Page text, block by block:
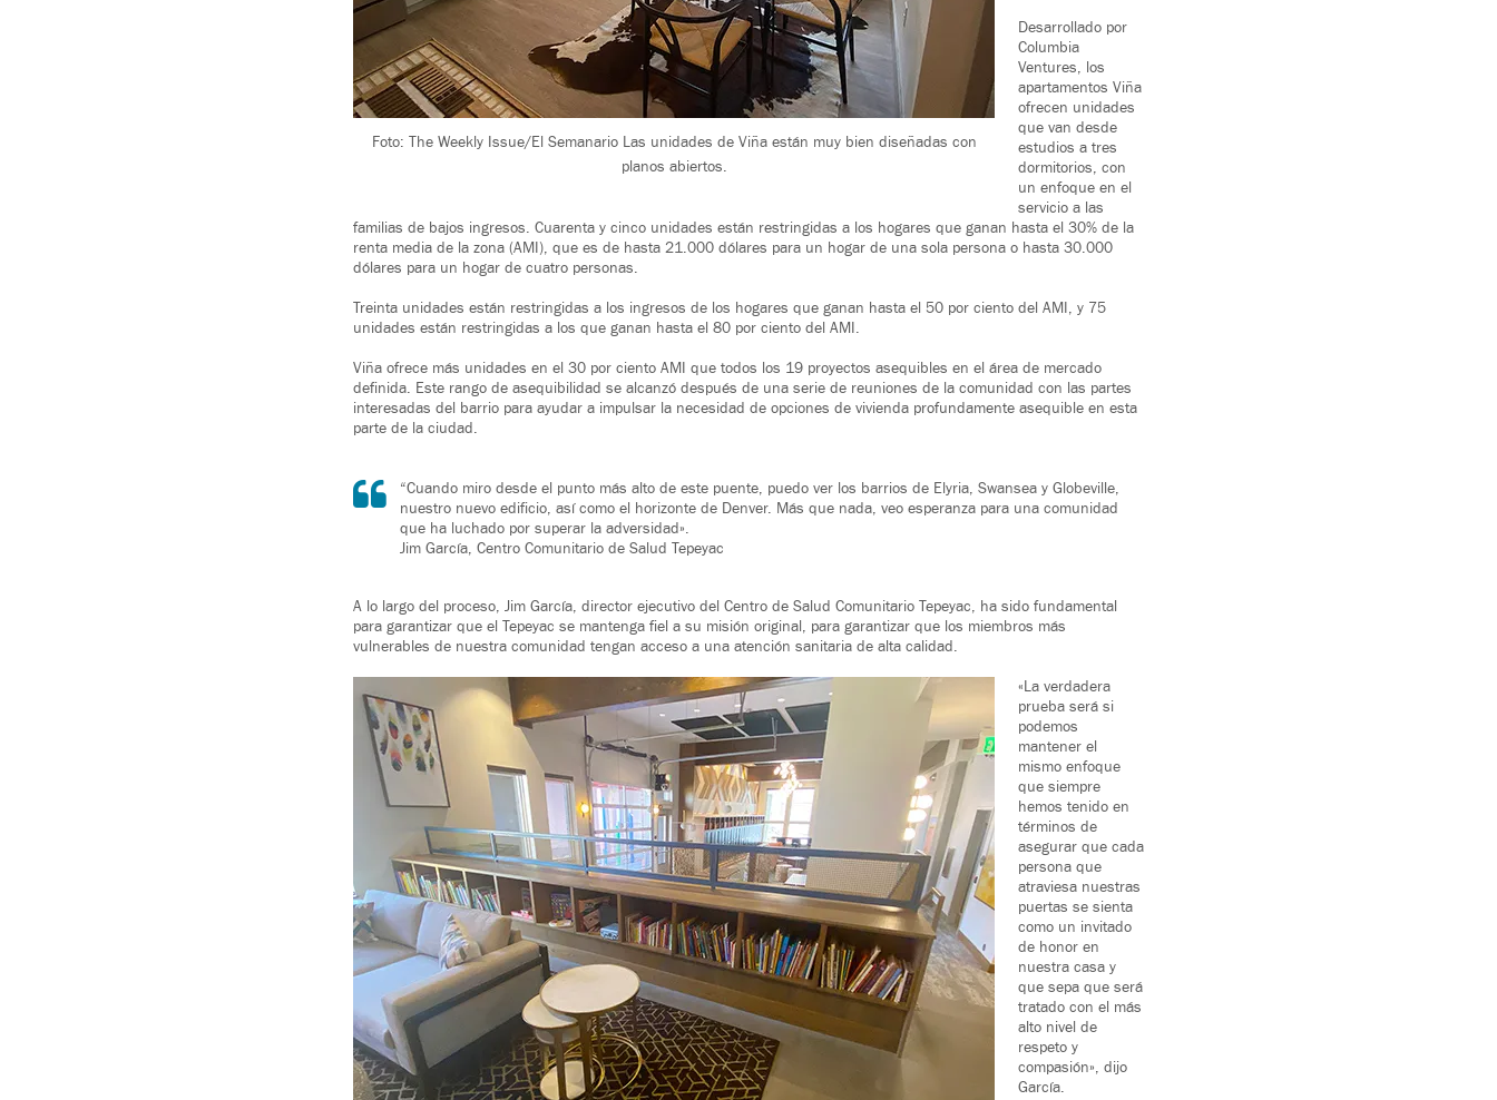
Foto: The Weekly Issue/El Semanario Las unidades de Viña están muy bien diseñadas con
planos abiertos.
Desarrollado por
Columbia
Ventures, los
apartamentos Viña
ofrecen unidades
que van desde
estudios a tres
dormitorios, con
un enfoque en el
servicio a las
familias de bajos ingresos. Cuarenta y cinco unidades están restringidas a los hogares que ganan hasta el 30% de la
renta media de la zona (AMI), que es de hasta 21.000 dólares para un hogar de una sola persona o hasta 30.000
dólares para un hogar de cuatro personas.
Treinta unidades están restringidas a los ingresos de los hogares que ganan hasta el 50 por ciento del AMI, y 75
unidades están restringidas a los que ganan hasta el 80 por ciento del AMI.
Viña ofrece más unidades en el 30 por ciento AMI que todos los 19 proyectos asequibles en el área de mercado
definida. Este rango de asequibilidad se alcanzó después de una serie de reuniones de la comunidad con las partes
interesadas del barrio para ayudar a impulsar la necesidad de opciones de vivienda profundamente asequible en esta
parte de la ciudad.
“Cuando miro desde el punto más alto de este puente, puedo ver los barrios de Elyria, Swansea y Globeville,
nuestro nuevo edificio, así como el horizonte de Denver. Más que nada, veo esperanza para una comunidad
que ha luchado por superar la adversidad».
Jim García, Centro Comunitario de Salud Tepeyac
A lo largo del proceso, Jim García, director ejecutivo del Centro de Salud Comunitario Tepeyac, ha sido fundamental
para garantizar que el Tepeyac se mantenga fiel a su misión original, para garantizar que los miembros más
vulnerables de nuestra comunidad tengan acceso a una atención sanitaria de alta calidad.
«La verdadera
prueba será si
podemos
mantener el
mismo enfoque
que siempre
hemos tenido en
términos de
asegurar que cada
persona que
atraviesa nuestras
puertas se sienta
como un invitado
de honor en
nuestra casa y
que sepa que será
tratado con el más
alto nivel de
respeto y
compasión», dijo
García.